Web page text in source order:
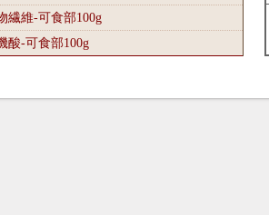
繊維-可食部100g
酸-可食部100g